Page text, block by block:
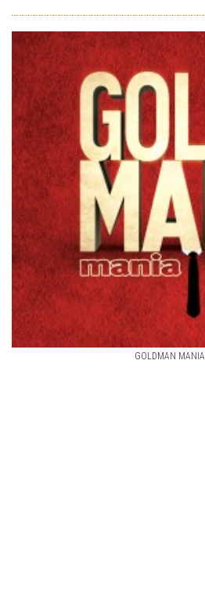
GOLDMAN MANIA